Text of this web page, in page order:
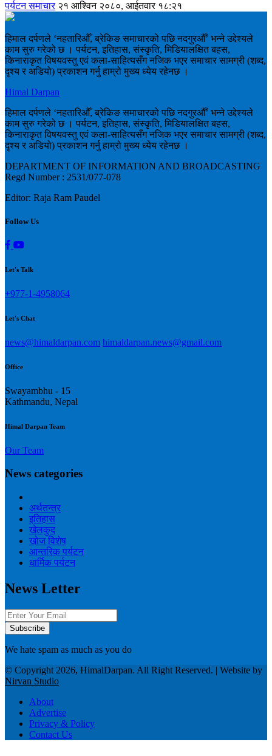
पर्यटन समाचार २१ आश्विन २०८०, आईतवार १८:२१
हिमाल दर्पणले ‘नहतारिऔँ, ब्रेकिङ समाचारको पछि नदगुरऔँ’ भन्ने उद्देश्यले
काम सुरु गरेको छ । पर्यटन, इतिहास, संस्कृति, मिडियालक्षित बहस,
किनाराकृत विषयवस्तु एवं कला-साहित्यसँग नजिक भएर समाचार सामग्री (शब्द,
दृश्य र अडियो) प्रकाशन गर्नु हाम्रो मुख्य ध्येय रहेनछ ।
Himal Darpan
हिमाल दर्पणले ‘नहतारिऔँ, ब्रेकिङ समाचारको पछि नदगुरऔँ’ भन्ने उद्देश्यले
काम सुरु गरेको छ । पर्यटन, इतिहास, संस्कृति, मिडियालक्षित बहस,
किनाराकृत विषयवस्तु एवं कला-साहित्यसँग नजिक भएर समाचार सामग्री (शब्द,
दृश्य र अडियो) प्रकाशन गर्नु हाम्रो मुख्य ध्येय रहेनछ ।
DEPARTMENT OF INFORMATION AND BROADCASTING
Regd Number : 2531/077-078
Editor: Raja Ram Paudel
Follow Us
Let's Talk
+977-1-4958064
Let's Chat
news@himaldarpan.com himaldarpan.news@gmail.com
Office
Swayambhu - 15
Kathmandu, Nepal
Himal Darpan Team
Our Team
News categories
अर्थतन्त्र
इतिहास
खेलकुद
खोज विशेष
आन्तरिक पर्यटन
धार्मिक पर्यटन
News Letter
We hate spam as much as you do
© Copyright 2026, HimalDarpan. All Right Reserved. | Website by
Nirvan Studio
About
Advertise
Privacy & Policy
Contact Us